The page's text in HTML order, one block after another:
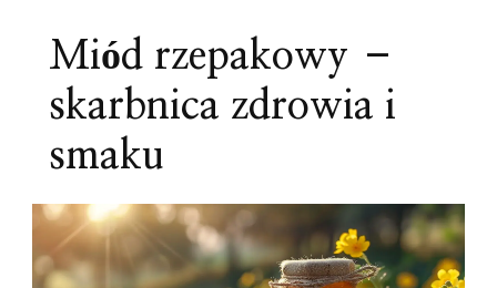
Miód rzepakowy –
skarbnica zdrowia i
smaku